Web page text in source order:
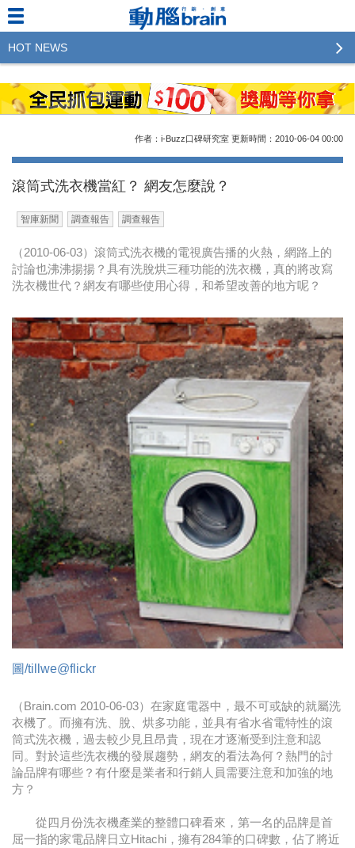
作者：i-Buzz口碑研究室 更新時間：2010-06-04 00:00
滾筒式洗衣機當紅？ 網友怎麼說？
智庫新聞 調查報告 調查報告
（2010-06-03）滾筒式洗衣機的電視廣告播的火熱，網路上的
討論也沸沸揚揚？具有洗脫烘三種功能的洗衣機，真的將改寫
洗衣機世代？網友有哪些使用心得，和希望改善的地方呢？
圖/tillwe@flickr
（Brain.com 2010-06-03）在家庭電器中，最不可或缺的就屬洗
衣機了。而擁有洗、脫、烘多功能，並具有省水省電特性的滾
筒式洗衣機，過去較少見且昂貴，現在才逐漸受到注意和認
同。對於這些洗衣機的發展趨勢，網友的看法為何？熱門的討
論品牌有哪些？有什麼是業者和行銷人員需要注意和加強的地
方？
從四月份洗衣機產業的整體口碑看來，第一名的品牌是首
屈一指的家電品牌日立Hitachi，擁有284筆的口碑數，佔了將近
HOT NEWS
2023行銷傳播傑出貢獻獎 啟動徵件！期許參賽作品
更創新及具影響力
2022行銷傳播傑出貢獻獎得獎名單揭曉，近400位行
感美照
2023台灣民生快消品牌排行 14億次國民消費揭曉品
牌足跡贏家
CSD中衛營運長張德成：中衛跳脫框架 玩出口罩新
時尚
金獎的代價 牛恆泰：沒人知道我失去什麼！
台灣百事食品 注重品牌體驗創造差異化
黃麗萍：媒體代理商有幫客戶升級的責任！
牛恆泰：媒體產業蛻變關鍵期，數位轉型該怎麼
搞？（上）